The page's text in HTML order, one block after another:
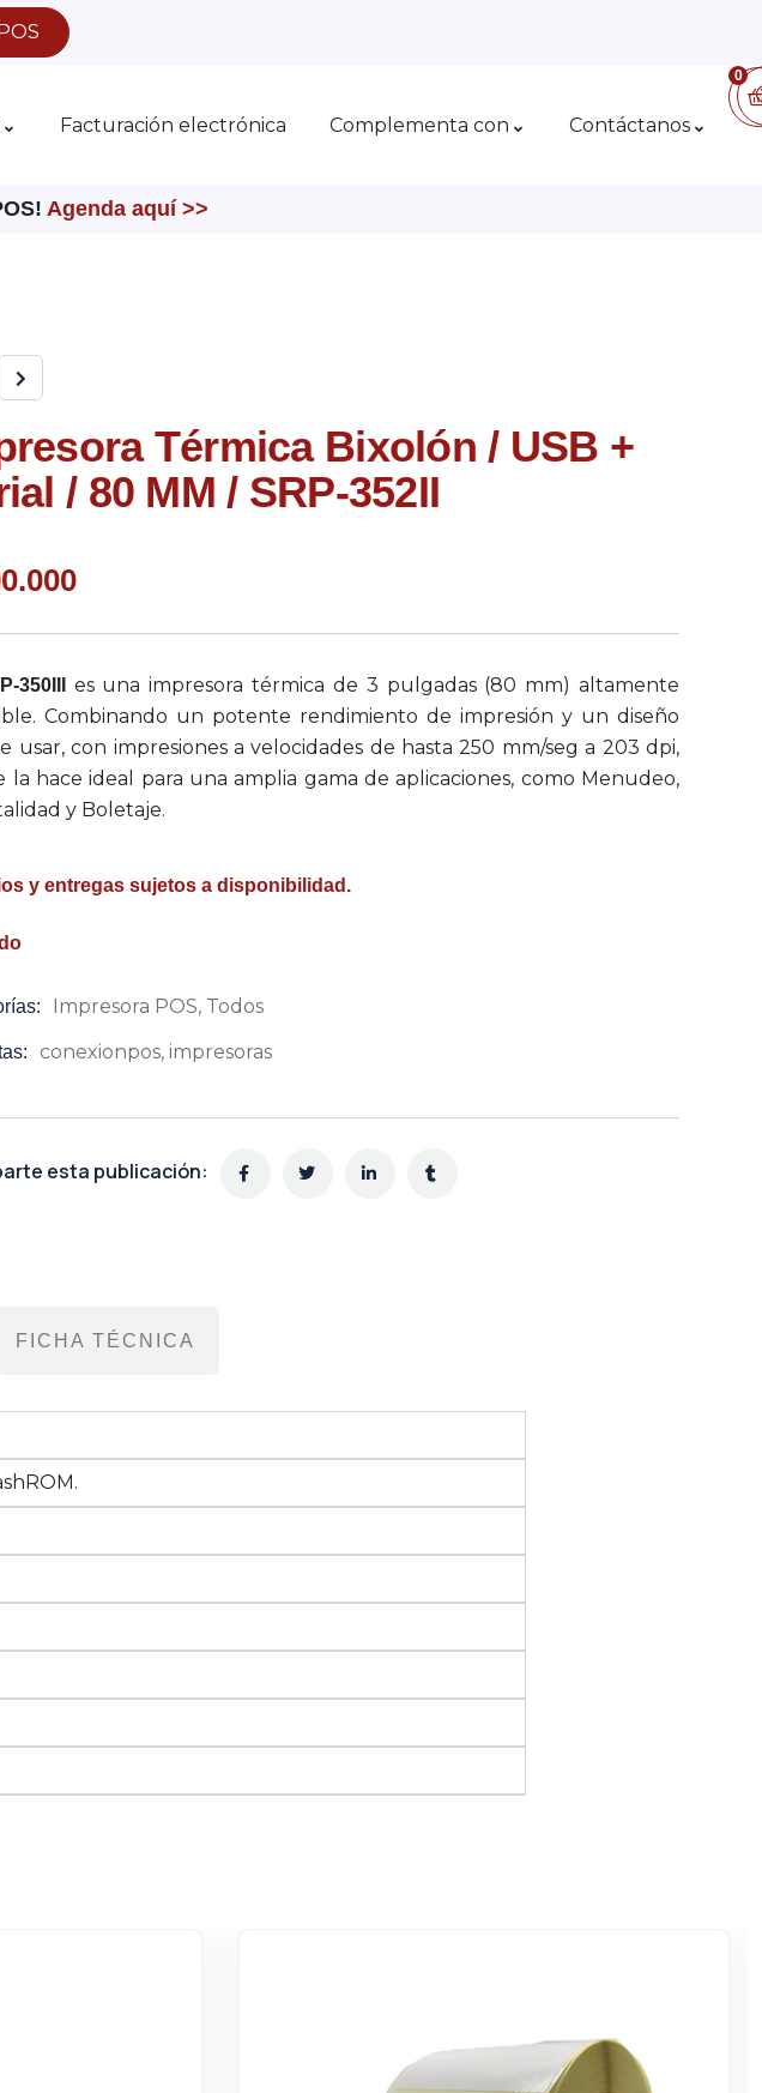
Facturación electrónica Complementa con Contáctanos
0
Agenda aquí >>
Térmica Bixolón / USB +
/ 80 MM / SRP-352II
350III es una impresora térmica de 3 pulgadas (80 mm) altamente
Combinando un potente rendimiento de impresión y un diseño
usar, con impresiones a velocidades de hasta 250 mm/seg a 203 dpi,
la hace ideal para una amplia gama de aplicaciones, como Menudeo,
y Boletaje.
y entregas sujetos a disponibilidad.
Impresora POS, Todos
conexionpos, impresoras
esta publicación:
FICHA TÉCNICA